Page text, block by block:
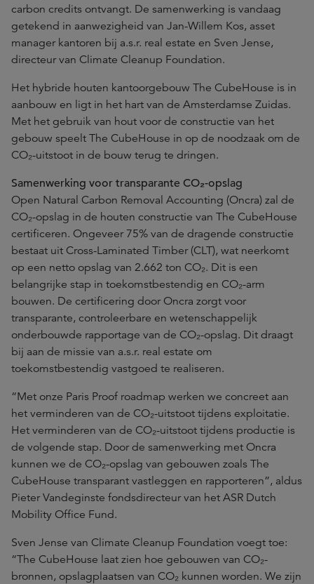
carbon credits ontvangt. De samenwerking is vandaag
getekend in aanwezigheid van Jan-Willem Kos, asset
manager kantoren bij a.s.r. real estate en Sven Jense,
directeur van Climate Cleanup Foundation.
Het hybride houten kantoorgebouw The CubeHouse is in
aanbouw en ligt in het hart van de Amsterdamse Zuidas.
Met het gebruik van hout voor de constructie van het
gebouw speelt The CubeHouse in op de noodzaak om de
CO₂-uitstoot in de bouw terug te dringen.
Samenwerking voor transparante CO₂-opslag
Open Natural Carbon Removal Accounting (Oncra) zal de
CO₂-opslag in de houten constructie van The CubeHouse
certificeren. Ongeveer 75% van de dragende constructie
bestaat uit Cross-Laminated Timber (CLT), wat neerkomt
op een netto opslag van 2.662 ton CO₂. Dit is een
belangrijke stap in toekomstbestendig en CO₂-arm
bouwen. De certificering door Oncra zorgt voor
transparante, controleerbare en wetenschappelijk
onderbouwde rapportage van de CO₂-opslag. Dit draagt
bij aan de missie van a.s.r. real estate om
toekomstbestendig vastgoed te realiseren.
“Met onze Paris Proof roadmap werken we concreet aan
het verminderen van de CO₂-uitstoot tijdens exploitatie.
Het verminderen van de CO₂-uitstoot tijdens productie is
de volgende stap. Door de samenwerking met Oncra
kunnen we de CO₂-opslag van gebouwen zoals The
CubeHouse transparant vastleggen en rapporteren”, aldus
Pieter Vandeginste fondsdirecteur van het ASR Dutch
Mobility Office Fund.
Sven Jense van Climate Cleanup Foundation voegt toe:
“The CubeHouse laat zien hoe gebouwen van CO₂-
bronnen, opslagplaatsen van CO₂ kunnen worden. We zijn